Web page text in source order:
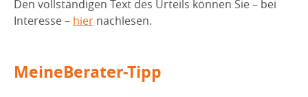
Den vollständigen Text des Urteils können Sie – bei
Interesse – hier nachlesen.
MeineBerater-Tipp